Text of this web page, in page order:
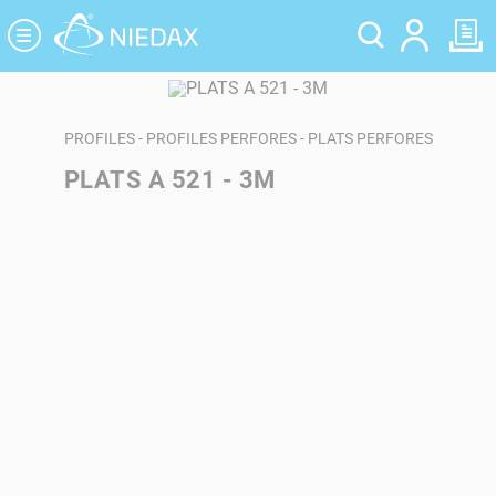
PROFILES - PROFILES PERFORES - PLATS PERFORES
PLATS A 521 - 3M
Panneau de gestion des cookies